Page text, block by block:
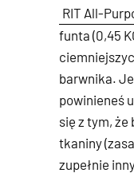
RIT All-
funta (0,45
barwnika.
powinieneś
się z tym,
tkaniny
zupełnie